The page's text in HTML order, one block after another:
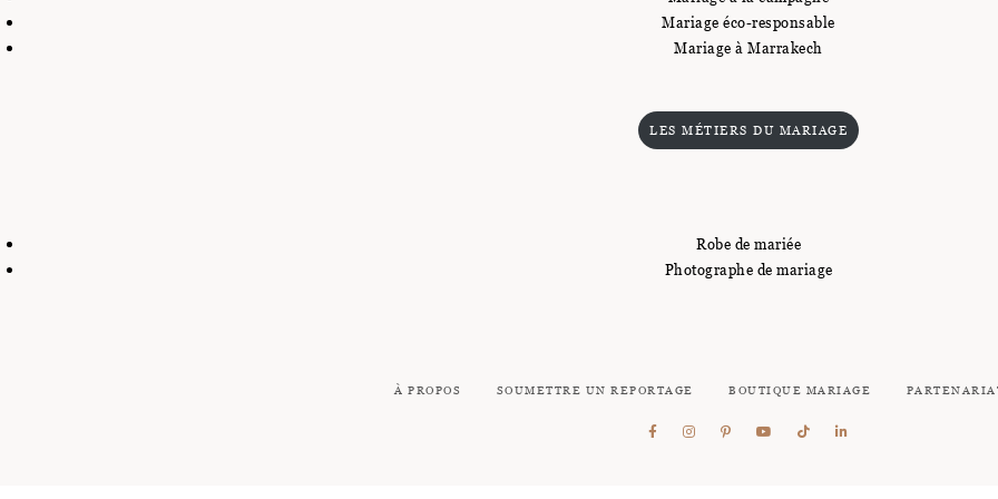
Mariage éco-responsable
Mariage à Marrakech
LES MÉTIERS DU MARIAGE
Robe de mariée
Photographe de mariage
À PROPOS SOUMETTRE UN REPORTAGE BOUTIQUE MARIAGE